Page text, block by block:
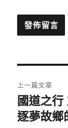
章
導
上一篇文章
上
一
國道之行
逐夢故鄉